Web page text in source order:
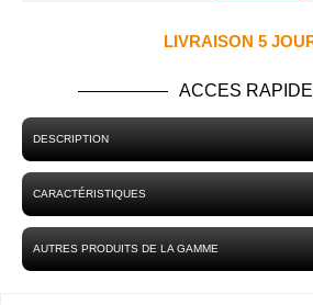
LIVRAISON 5
ACCES RAPIDE
DESCRIPTION
CARACTÉRISTIQUES
AUTRES PRODUITS DE LA GAMME